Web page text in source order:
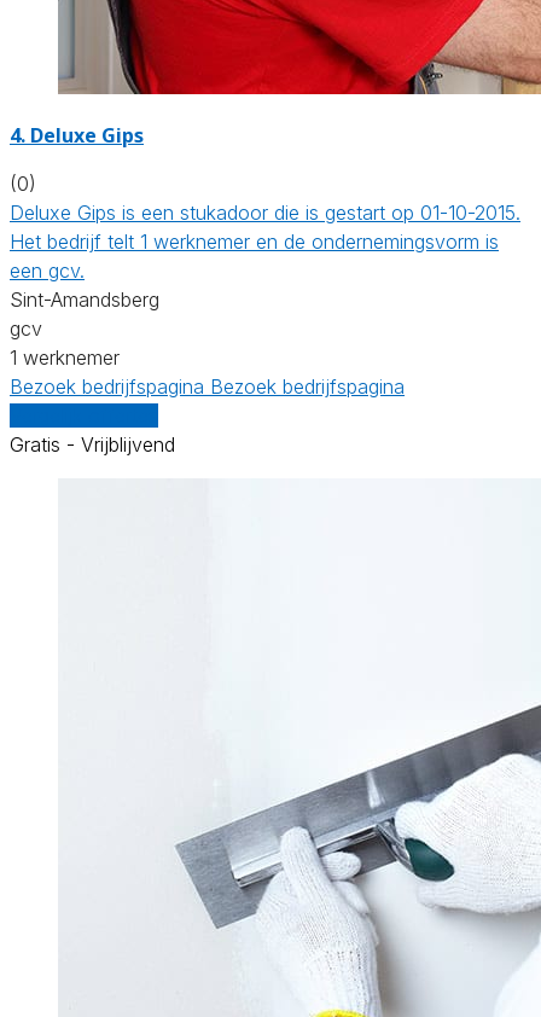
4. Deluxe Gips
(0)
Deluxe Gips is een stukadoor die is gestart op 01-10-2015.
Het bedrijf telt 1 werknemer en de ondernemingsvorm is
een gcv.
Sint-Amandsberg
gcv
1 werknemer
Bezoek bedrijfspagina Bezoek bedrijfspagina
Gratis - Vrijblijvend